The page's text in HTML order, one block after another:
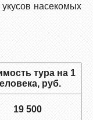
насекомых
тура на 1
руб.
19 500